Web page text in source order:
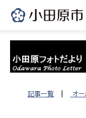
記事一覧| オ